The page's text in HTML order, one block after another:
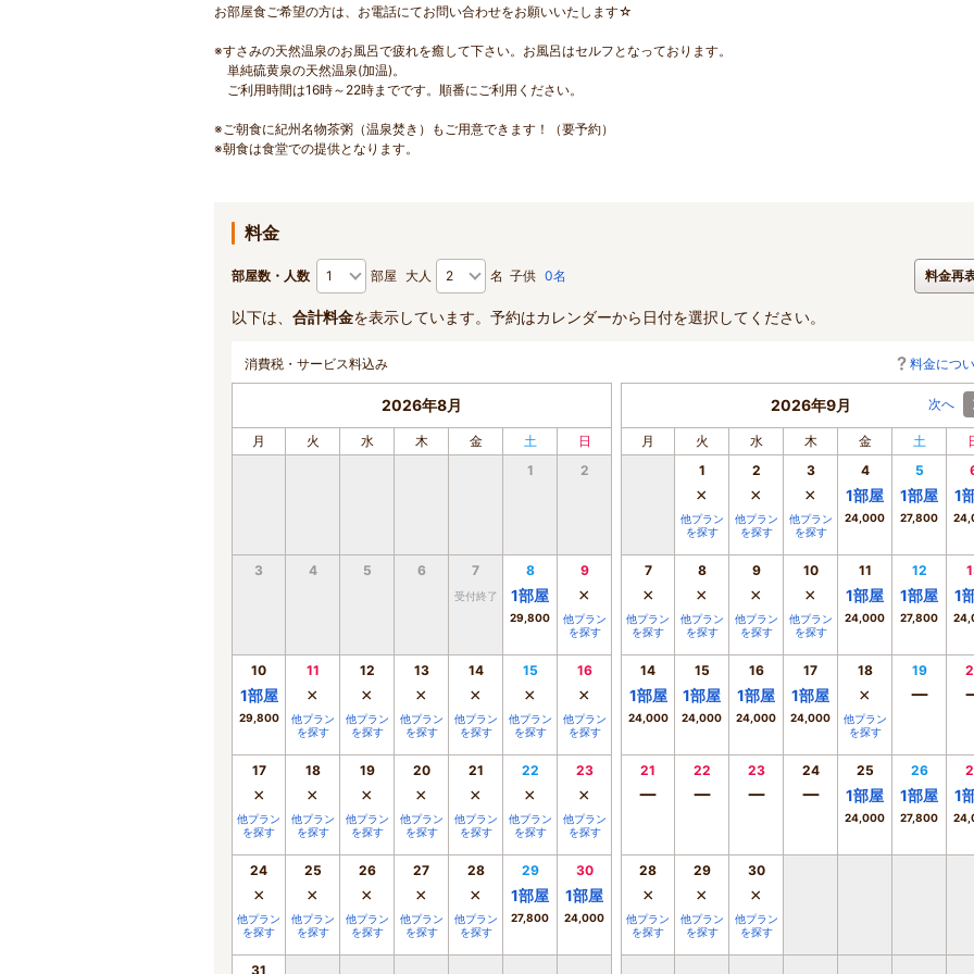
お部屋食ご希望の方は、お電話にてお問い合わせをお願いいたします☆
※すさみの天然温泉のお風呂で疲れを癒して下さい。お風呂はセルフとなっております。
単純硫黄泉の天然温泉(加温)。
ご利用時間は16時～22時までです。順番にご利用ください。
※ご朝食に紀州名物茶粥（温泉焚き）もご用意できます！（要予約）
※朝食は食堂での提供となります。
料金
部屋数・人数 部屋 大人 名 子供 0名 料金再
以下は、 合計料金を表示しています。予約はカレンダーから日付を選択してください。
消費税・サービス料込み 料金につ
2026年8月
月 火 水 木 金 土
日
1
2
3 4 5 6 7
受付終了
8
1部屋
29,800
9
×
他プラン
を探す
10
1部屋
29,800
11
×
他プラン
を探す
12
×
他プラン
を探す
13
×
他プラン
を探す
14
×
他プラン
を探す
15
×
他プラン
を探す
16
×
他プラン
を探す
17
×
他プラン
を探す
18
×
他プラン
を探す
19
×
他プラン
を探す
20
×
他プラン
を探す
21
×
他プラン
を探す
22
×
他プラン
を探す
23
×
他プラン
を探す
24
×
他プラン
を探す
25
×
他プラン
を探す
26
×
他プラン
を探す
27
×
他プラン
を探す
28
×
他プラン
を探す
29
1部屋
27,800
30
1部屋
24,000
31
2026年9月 次へ
月 火 水 木 金 土
1
×
他プラン
を探す
2
×
他プラン
を探す
3
×
他プラン
を探す
4
1部屋
24,000
5
1部屋
27,800
1
7
×
他プラン
を探す
8
×
他プラン
を探す
9
×
他プラン
を探す
10
×
他プラン
を探す
11
1部屋
24,000
12
1部屋
27,800
1
14
1部屋
24,000
15
1部屋
24,000
16
1部屋
24,000
17
1部屋
24,000
18
×
他プラン
を探す
19
ー
21
ー
22
ー
23
ー
24
ー
25
1部屋
24,000
26
1部屋
27,800
1
28
×
他プラン
を探す
29
×
他プラン
を探す
30
×
他プラン
を探す